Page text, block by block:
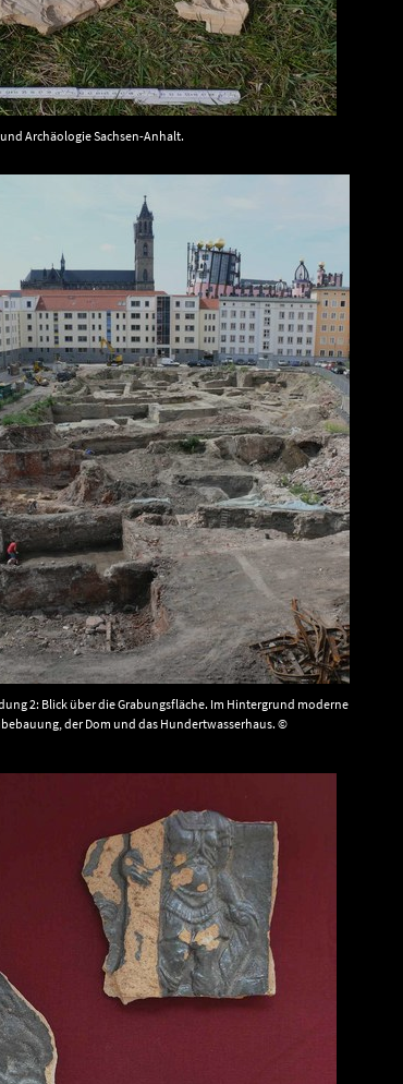
Archäologie Sachsen-Anhalt.
2: Blick über die Grabungsfläche. Im Hintergrund moderne
der Dom und das Hundertwasserhaus. ©